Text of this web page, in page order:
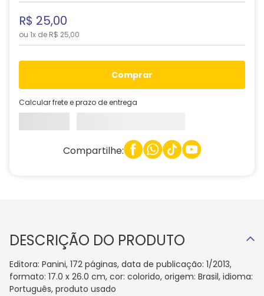
R$ 25,00
ou 1x de R$ 25,00
comprar
Calcular frete e prazo de entrega
Compartilhe:
DESCRIÇÃO DO PRODUTO
Editora: Panini, 172 páginas, data de publicação: 1/2013,
formato: 17.0 x 26.0 cm, cor: colorido, origem: Brasil, idioma:
Português, produto usado